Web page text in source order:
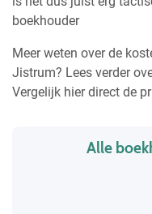
boekhouder
Meer weten over de
Jistrum? Lees verder
Vergelijk hier direct de
Alle